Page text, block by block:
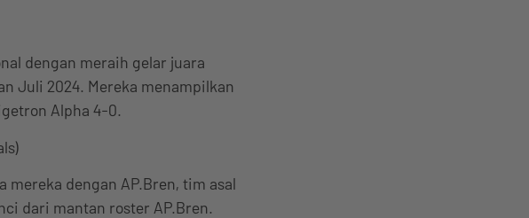
dengan meraih gelar juara
Juli 2024. Mereka menampilkan
Alpha 4-0.
mereka dengan AP.Bren, tim asal
dari mantan roster AP.Bren.